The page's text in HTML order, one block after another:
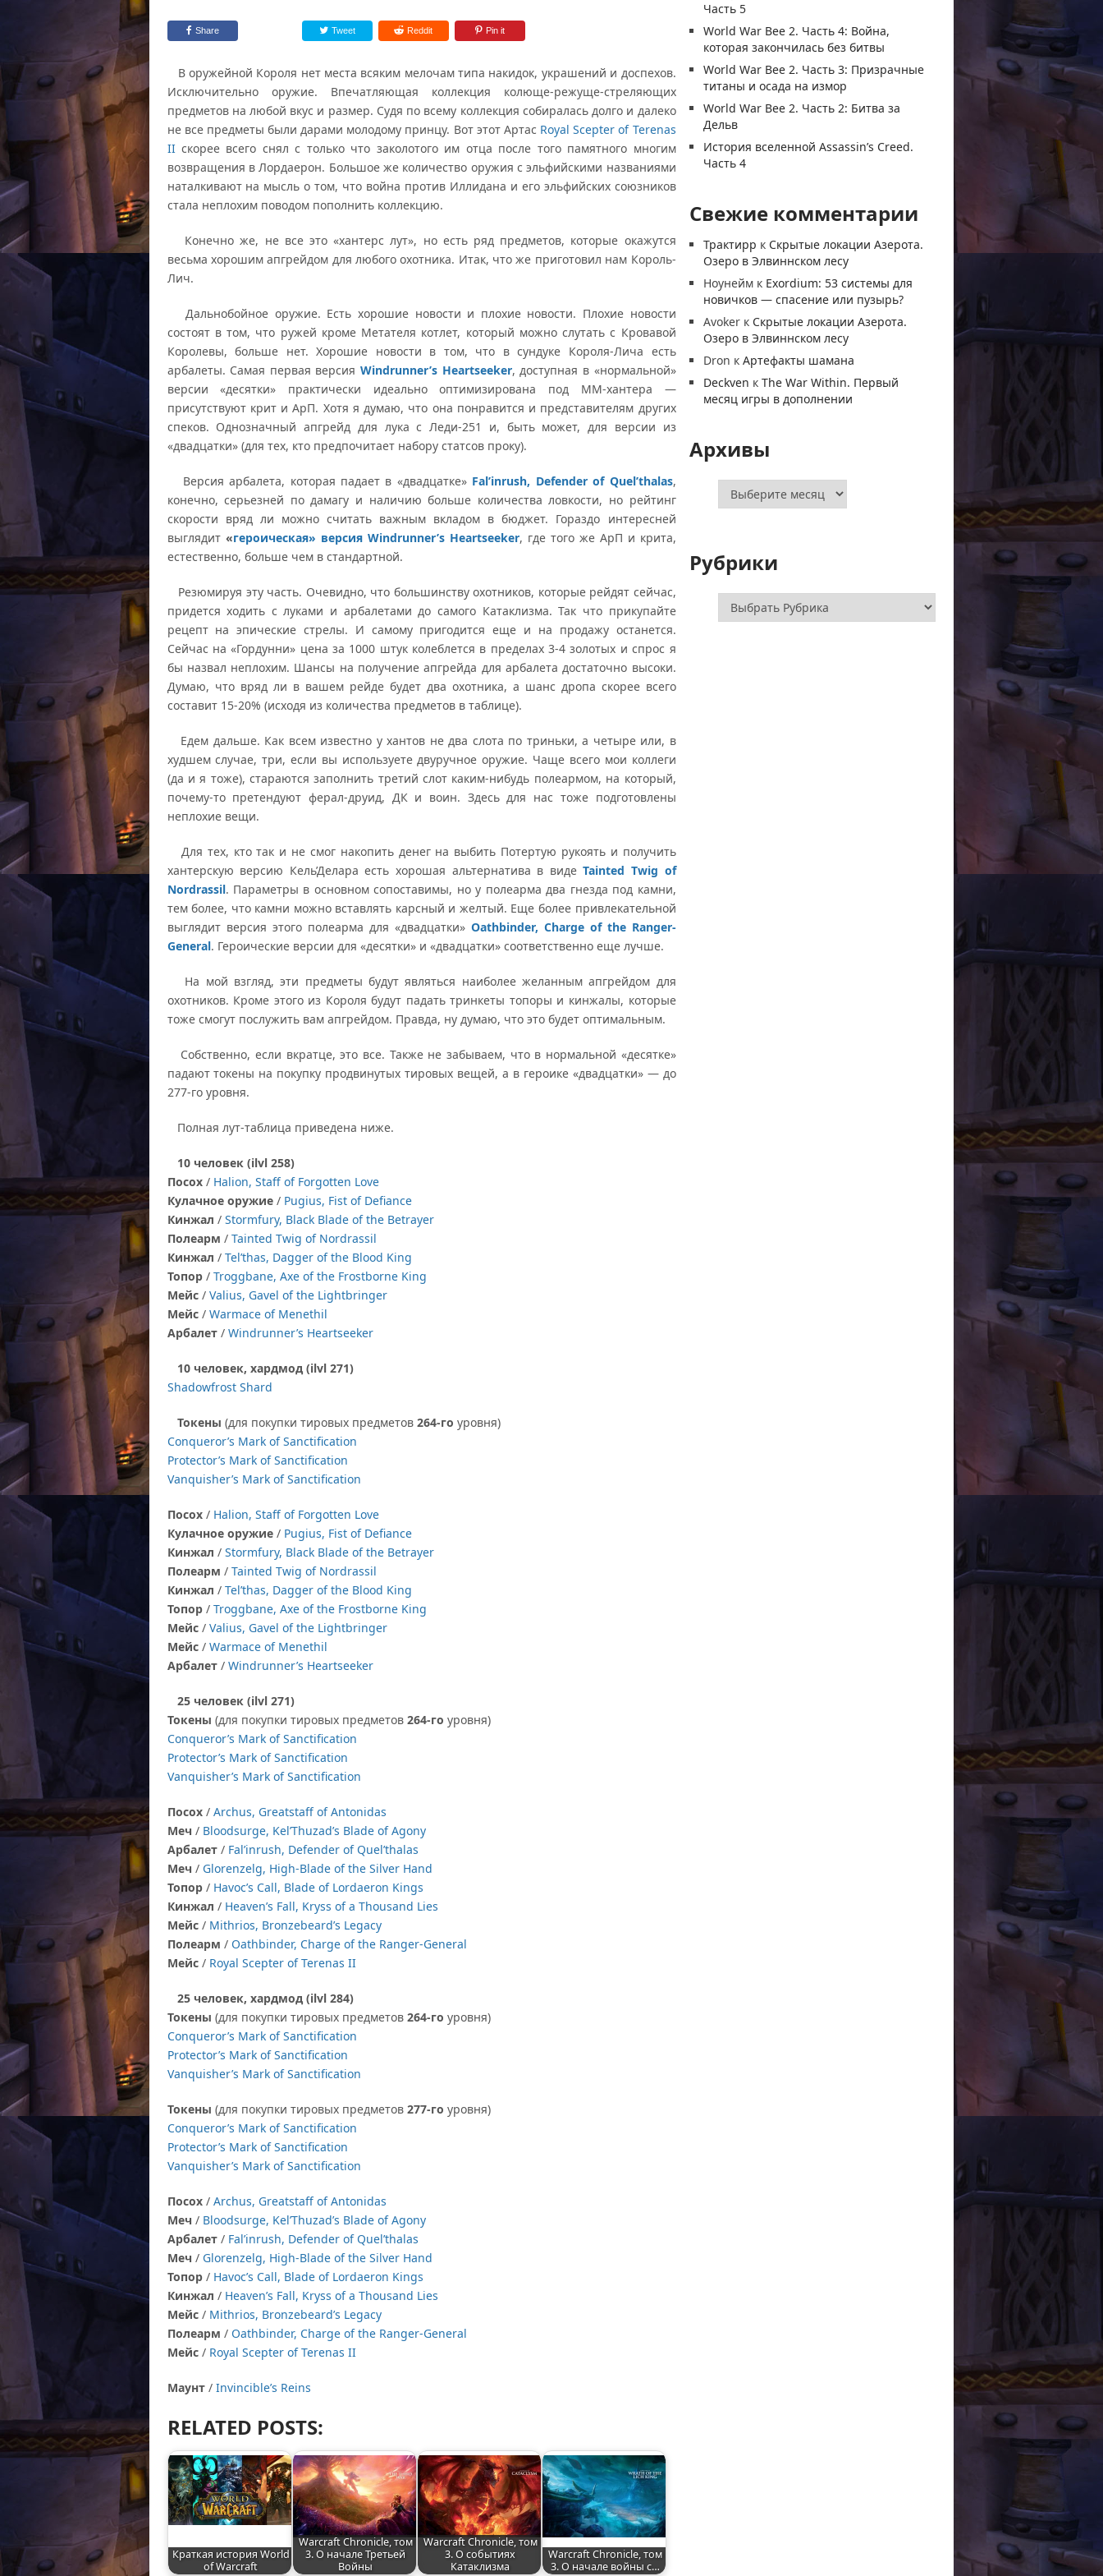
Share Tweet Reddit Pin it
В оружейной Короля нет места всяким мелочам типа накидок, украшений и доспехов.
Исключительно оружие. Впечатляющая коллекция колюще-режуще-стреляющих
предметов на любой вкус и размер. Судя по всему коллекция собиралась долго и далеко
не все предметы были дарами молодому принцу. Вот этот Артас Royal Scepter of Terenas
IIскорее всего снял с только что заколотого им отца после того памятного многим
возвращения в Лордаерон. Большое же количество оружия с эльфийскими названиями
наталкивают на мысль о том, что война против Иллидана и его эльфийских союзников
стала неплохим поводом пополнить коллекцию.
Конечно же, не все это «хантерс лут», но есть ряд предметов, которые окажутся
весьма хорошим апгрейдом для любого охотника. Итак, что же приготовил нам Король-
Лич.
Дальнобойное оружие. Есть хорошие новости и плохие новости. Плохие новости
состоят в том, что ружей кроме Метателя котлет, который можно слутать с Кровавой
Королевы, больше нет. Хорошие новости в том, что в сундуке Короля-Лича есть
арбалеты. Самая первая версияWindrunner’s Heartseeker, доступная в «нормальной»
версии «десятки» практически идеально оптимизирована под ММ-хантера —
присутствуют крит и АрП. Хотя я думаю, что она понравится и представителям других
спеков. Однозначный апгрейд для лука с Леди-251 и, быть может, для версии из
«двадцатки» (для тех, кто предпочитает набору статсов проку).
Версия арбалета, которая падает в «двадцатке» Fal’inrush, Defender of Quel’thalas,
конечно, серьезней по дамагу и наличию больше количества ловкости, но рейтинг
скорости вряд ли можно считать важным вкладом в бюджет. Гораздо интересней
выглядит «героическая» версия Windrunner’s Heartseeker, где того же АрП и крита,
естественно, больше чем в стандартной.
Резюмируя эту часть. Очевидно, что большинству охотников, которые рейдят сейчас,
придется ходить с луками и арбалетами до самого Катаклизма. Так что прикупайте
рецепт на эпические стрелы. И самому пригодится еще и на продажу останется.
Сейчас на «Гордунни» цена за 1000 штук колеблется в пределах 3-4 золотых и спрос я
бы назвал неплохим. Шансы на получение апгрейда для арбалета достаточно высоки.
Думаю, что вряд ли в вашем рейде будет два охотника, а шанс дропа скорее всего
составит 15-20% (исходя из количества предметов в таблице).
Едем дальше. Как всем известно у хантов не два слота по триньки, а четыре или, в
худшем случае, три, если вы используете двуручное оружие. Чаще всего мои коллеги
(да и я тоже), стараются заполнить третий слот каким-нибудь полеармом, на который,
почему-то претендуют ферал-друид, ДК и воин. Здесь для нас тоже подготовлены
неплохие вещи.
Для тех, кто так и не смог накопить денег на выбить Потертую рукоять и получить
хантерскую версию Кель’Делара есть хорошая альтернатива в видеTainted Twig of
Nordrassil. Параметры в основном сопоставимы, но у полеарма два гнезда под камни,
тем более, что камни можно вставлять карсный и желтый. Еще более привлекательной
выглядит версия этого полеарма для «двадцатки» Oathbinder, Charge of the Ranger-
General. Героические версии для «десятки» и «двадцатки» соответственно еще лучше.
На мой взгляд, эти предметы будут являться наиболее желанным апгрейдом для
охотников. Кроме этого из Короля будут падать тринкеты топоры и кинжалы, которые
тоже смогут послужить вам апгрейдом. Правда, ну думаю, что это будет оптимальным.
Собственно, если вкратце, это все. Также не забываем, что в нормальной «десятке»
падают токены на покупку продвинутых тировых вещей, а в героике «двадцатки» — до
277-го уровня.
Полная лут-таблица приведена ниже.
10 человек (ilvl 258)
Посох/ Halion, Staff of Forgotten Love
Кулачное оружие/ Pugius, Fist of Defiance
Кинжал / Stormfury, Black Blade of the Betrayer
Полеарм / Tainted Twig of Nordrassil
Кинжал / Tel’thas, Dagger of the Blood King
Топор/ Troggbane, Axe of the Frostborne King
Мейс/ Valius, Gavel of the Lightbringer
Мейс/ Warmace of Menethil
Арбалет/ Windrunner’s Heartseeker
10 человек, хардмод (ilvl 271)
Shadowfrost Shard
Токены (для покупки тировых предметов 264-го уровня)
Conqueror’s Mark of Sanctification
Protector’s Mark of Sanctification
Vanquisher’s Mark of Sanctification
Посох/ Halion, Staff of Forgotten Love
Кулачное оружие/ Pugius, Fist of Defiance
Кинжал / Stormfury, Black Blade of the Betrayer
Полеарм / Tainted Twig of Nordrassil
Кинжал / Tel’thas, Dagger of the Blood King
Топор/ Troggbane, Axe of the Frostborne King
Мейс/ Valius, Gavel of the Lightbringer
Мейс/ Warmace of Menethil
Арбалет/ Windrunner’s Heartseeker
25 человек (ilvl 271)
Токены (для покупки тировых предметов 264-го уровня)
Conqueror’s Mark of Sanctification
Protector’s Mark of Sanctification
Vanquisher’s Mark of Sanctification
Посох/ Archus, Greatstaff of Antonidas
Меч / Bloodsurge, Kel’Thuzad’s Blade of Agony
Арбалет/ Fal’inrush, Defender of Quel’thalas
Меч / Glorenzelg, High-Blade of the Silver Hand
Топор/ Havoc’s Call, Blade of Lordaeron Kings
Кинжал / Heaven’s Fall, Kryss of a Thousand Lies
Мейс/ Mithrios, Bronzebeard’s Legacy
Полеарм / Oathbinder, Charge of the Ranger-General
Мейс/ Royal Scepter of Terenas II
25 человек, хардмод (ilvl 284)
Токены (для покупки тировых предметов 264-го уровня)
Conqueror’s Mark of Sanctification
Protector’s Mark of Sanctification
Vanquisher’s Mark of Sanctification
Токены (для покупки тировых предметов 277-го уровня)
Conqueror’s Mark of Sanctification
Protector’s Mark of Sanctification
Vanquisher’s Mark of Sanctification
Посох/ Archus, Greatstaff of Antonidas
Меч / Bloodsurge, Kel’Thuzad’s Blade of Agony
Арбалет/ Fal’inrush, Defender of Quel’thalas
Меч / Glorenzelg, High-Blade of the Silver Hand
Топор/ Havoc’s Call, Blade of Lordaeron Kings
Кинжал / Heaven’s Fall, Kryss of a Thousand Lies
Мейс/ Mithrios, Bronzebeard’s Legacy
Полеарм / Oathbinder, Charge of the Ranger-General
Мейс/ Royal Scepter of Terenas II
Маунт/ Invincible’s Reins
RELATED POSTS:
Краткая история World
of Warcraft
Warcraft Chronicle, том
3. О начале Третьей
Войны
Warcraft Chronicle, том
3. О событиях
Катаклизма
Warcraft Chronicle, том
3. О начале войны с…
Часть 5
World War Bee 2. Часть 4: Война,
которая закончилась без битвы
World War Bee 2. Часть 3: Призрачные
титаны и осада на измор
World War Bee 2. Часть 2: Битва за
Дельв
История вселенной Assassin’s Creed.
Часть 4
Свежие комментарии
Трактирр к Скрытые локации Азерота.
Озеро в Элвиннском лесу
Ноунейм к Exordium: 53 системы для
новичков — спасение или пузырь?
Avoker к Скрытые локации Азерота.
Озеро в Элвиннском лесу
Dron кАртефакты шамана
Deckven кThe War Within. Первый
месяц игры в дополнении
Архивы
Архивы
Рубрики
Рубрики